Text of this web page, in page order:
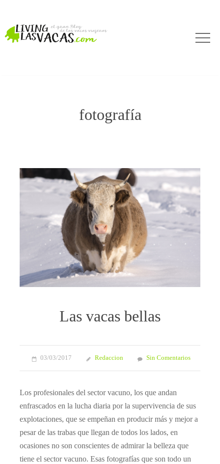
fotografía
Las vacas bellas
03/03/2017 Redaccion Sin Comentarios
Los profesionales del sector vacuno, los que andan
enfrascados en la lucha diaria por la supervivencia de sus
explotaciones, que se empeñan en producir más y mejor a
pesar de las trabas que llegan de todos los lados, en
ocasiones no son conscientes de admirar la belleza que
tiene el sector vacuno. Esas fotografías que son todo un